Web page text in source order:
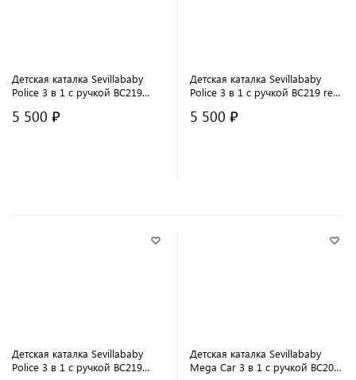
Детская каталка Sevillababy
Police 3 в 1 с ручкой BC219
5 500 ₽
Детская каталка Sevillababy
Police 3 в 1 с ручкой BC219 red/
5 500 ₽
Детская каталка Sevillababy
Police 3 в 1 с ручкой BC219
Детская каталка Sevillababy
Mega Car 3 в 1 с ручкой BC202